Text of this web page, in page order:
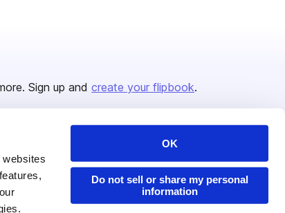
OK
Do not sell or share my personal
information
Sign up and create your flipbook.
Platform
Types Developers